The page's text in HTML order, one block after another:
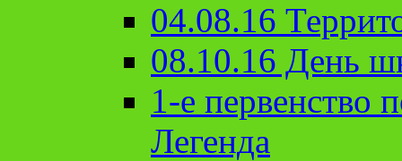
04.08.16
08.10.16 День
1-е первенство
Легенда